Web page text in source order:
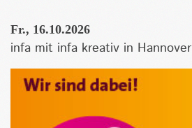
Fr., 16.10.2026
infa mit infa kreativ in Hannover